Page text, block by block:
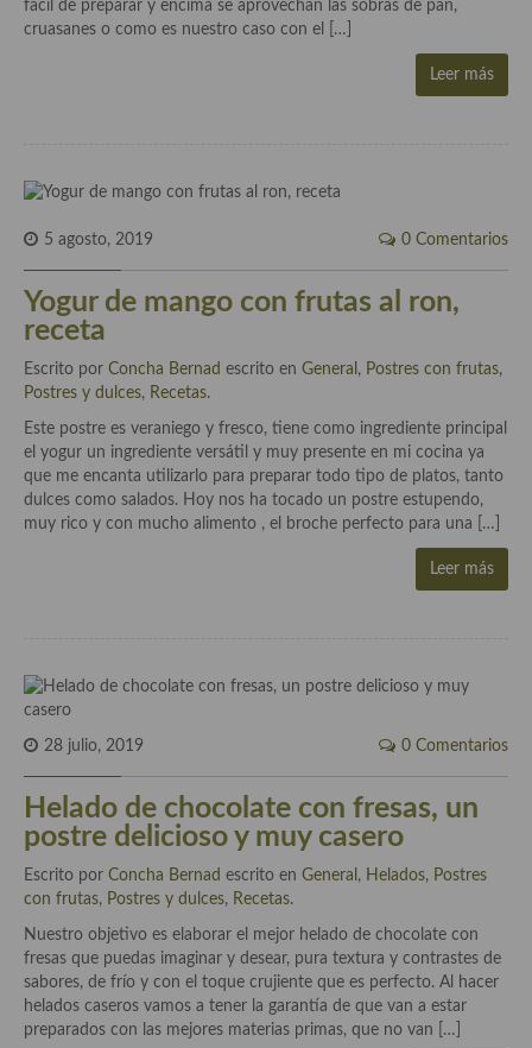
Cocina Azerí (Azerbaiyán)
Cocina Vietnamita
Cocina Coreana
Cocina HIndú
Cocina China
Cocina de Madagascar
Cocina Sudafrinaca
Cocina del Congo
Cocina Sefardí
Cocina callejera
Cocina fusión
fácil de preparar y encima se aprovechan las sobras de pan,
cruasanes o como es nuestro caso con el […]
Leer más
5 agosto, 2019 0 Comentarios
Yogur de mango con frutas al ron,
receta
Escrito por Concha Bernad escrito en General , Postres con frutas,
Postres y dulces, Recetas.
Este postre es veraniego y fresco, tiene como ingrediente principal
el yogur un ingrediente versátil y muy presente en mi cocina ya
que me encanta utilizarlo para preparar todo tipo de platos, tanto
dulces como salados. Hoy nos ha tocado un postre estupendo,
muy rico y con mucho alimento , el broche perfecto para una […]
Leer más
28 julio, 2019 0 Comentarios
Helado de chocolate con fresas, un
postre delicioso y muy casero
Escrito por Concha Bernad escrito en General , Helados, Postres
con frutas, Postres y dulces, Recetas.
Nuestro objetivo es elaborar el mejor helado de chocolate con
fresas que puedas imaginar y desear, pura textura y contrastes de
sabores, de frío y con el toque crujiente que es perfecto. Al hacer
helados caseros vamos a tener la garantía de que van a estar
preparados con las mejores materias primas, que no van […]